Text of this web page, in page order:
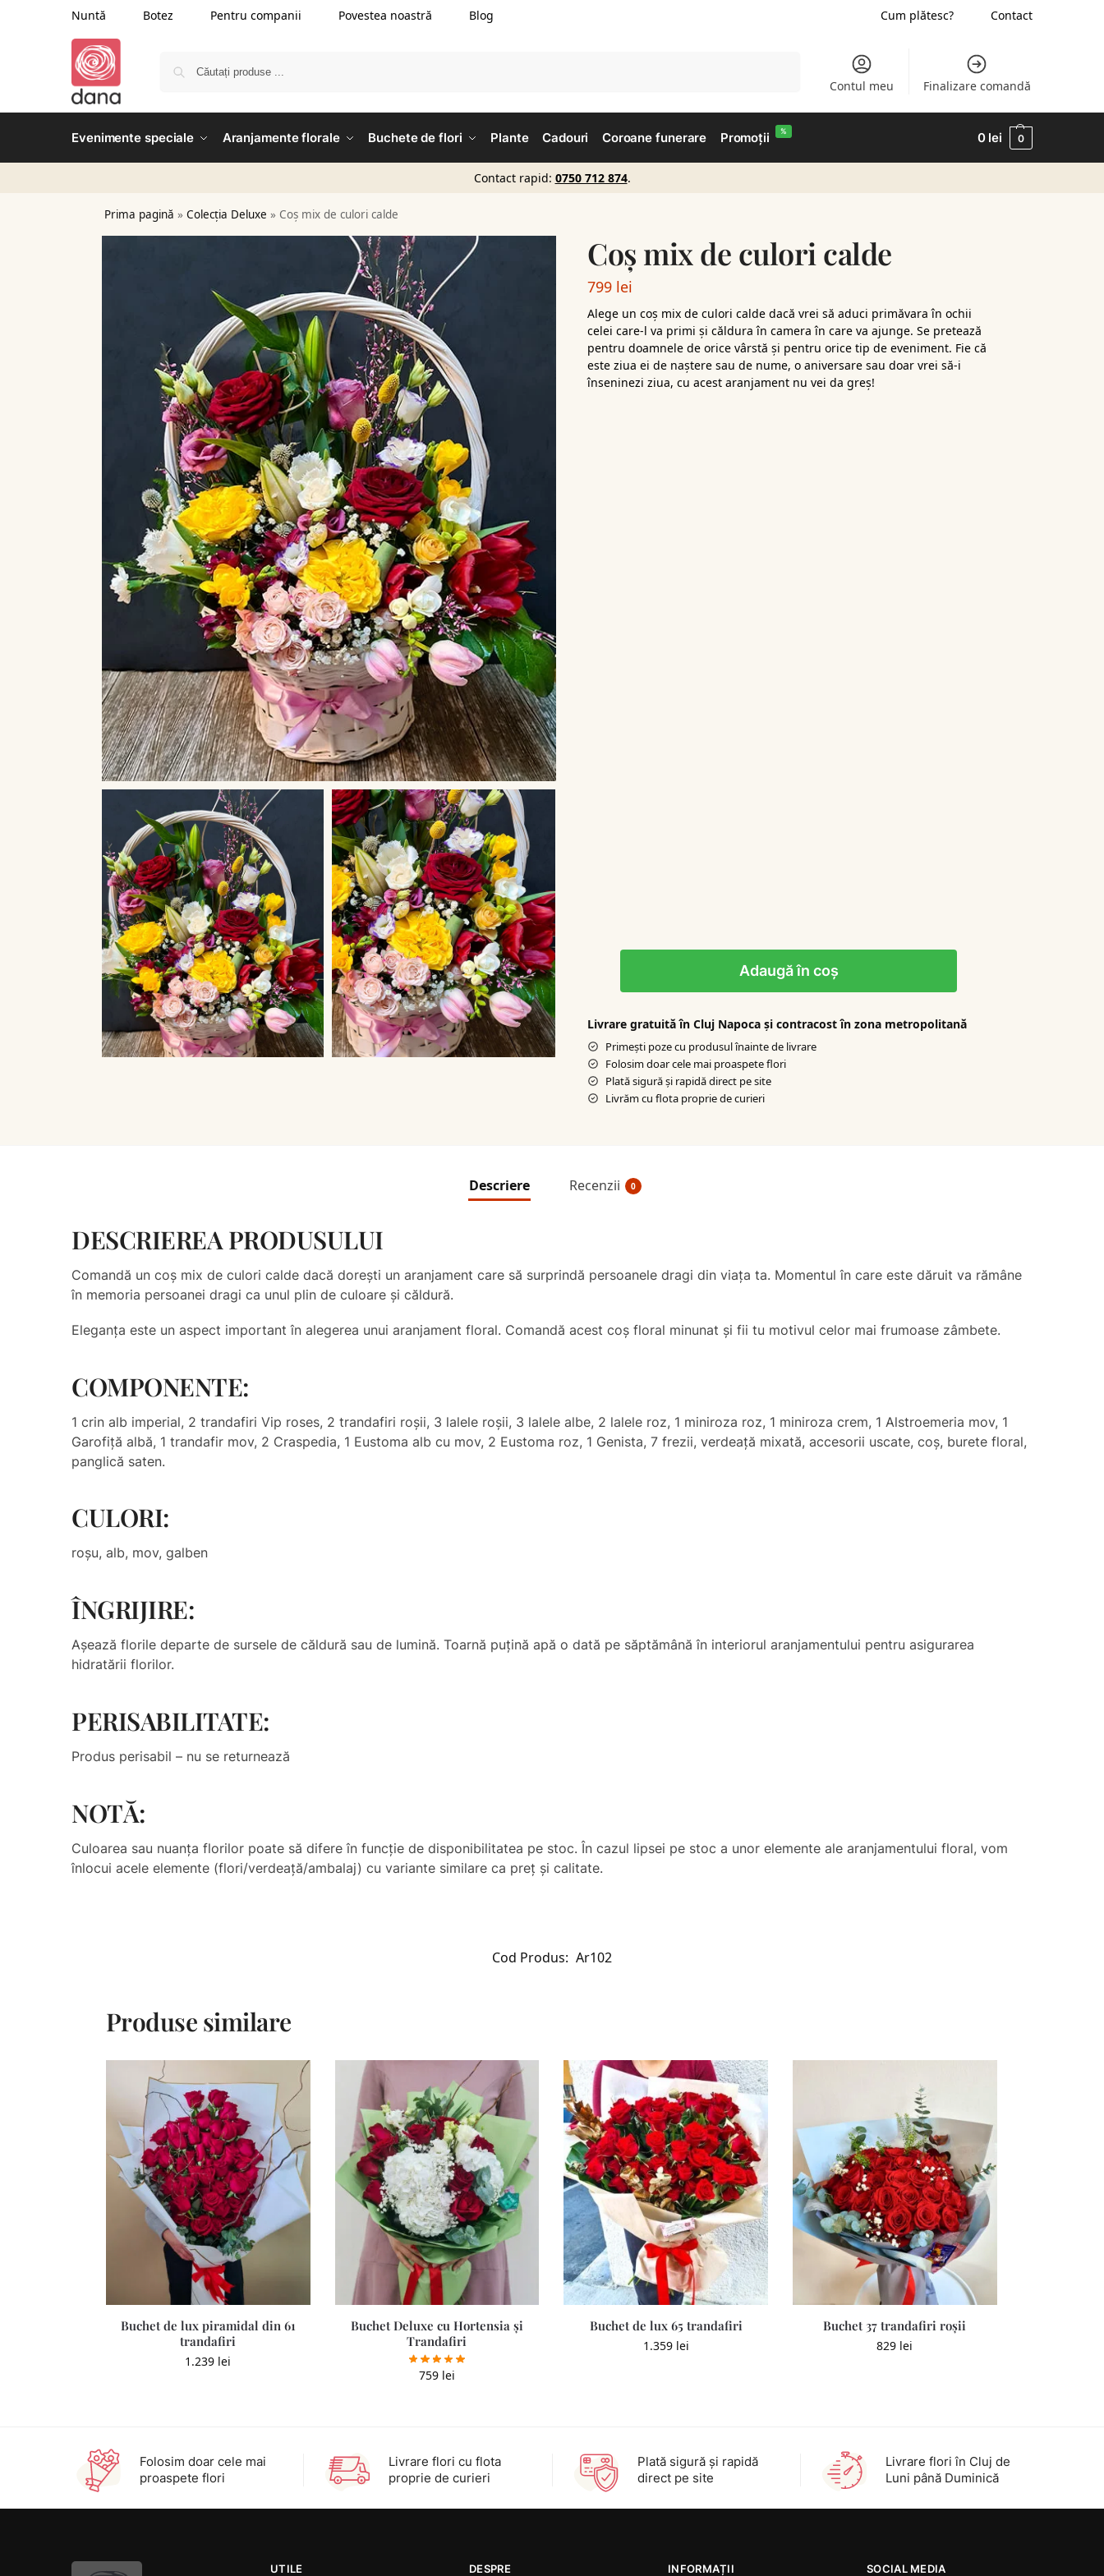
Nuntă Botez Pentru companii Povestea noastră Blog Cum plătesc? Contact
Contul meu Finalizare comandă
Evenimente speciale Aranjamente florale Buchete de flori Plante Cadouri Coroane funerare Promoții % 0 lei 0
Contact rapid: 0750 712 874.
Prima pagină »Colecția Deluxe » Coș mix de culori calde
Coș mix de culori calde
799 lei
Alege un coș mix de culori calde dacă vrei să aduci primăvara în ochii
celei care-l va primi și căldura în camera în care va ajunge. Se pretează
pentru doamnele de orice vârstă și pentru orice tip de eveniment. Fie că
este ziua ei de naștere sau de nume, o aniversare sau doar vrei să-i
înseninezi ziua, cu acest aranjament nu vei da greș!
Adaugă în coș
Livrare gratuită în Cluj Napoca şi contracost în zona metropolitană
Primești poze cu produsul înainte de livrare
Folosim doar cele mai proaspete flori
Plată sigură şi rapidă direct pe site
Livrăm cu flota proprie de curieri
Descriere Recenzii 0
DESCRIEREA PRODUSULUI
Comandă un coș mix de culori calde dacă dorești un aranjament care să surprindă persoanele dragi din viața ta. Momentul în care este dăruit va rămâne
în memoria persoanei dragi ca unul plin de culoare și căldură.
Eleganța este un aspect important în alegerea unui aranjament floral. Comandă acest coș floral minunat și fii tu motivul celor mai frumoase zâmbete.
COMPONENTE:
1 crin alb imperial, 2 trandafiri Vip roses, 2 trandafiri roșii, 3 lalele roșii, 3 lalele albe, 2 lalele roz, 1 miniroza roz, 1 miniroza crem, 1 Alstroemeria mov, 1
Garofiță albă, 1 trandafir mov, 2 Craspedia, 1 Eustoma alb cu mov, 2 Eustoma roz, 1 Genista, 7 frezii, verdeață mixată, accesorii uscate, coș, burete floral,
panglică saten.
CULORI:
roșu, alb, mov, galben
ÎNGRIJIRE:
Așează florile departe de sursele de căldură sau de lumină. Toarnă puțină apă o dată pe săptămână în interiorul aranjamentului pentru asigurarea
hidratării florilor.
PERISABILITATE:
Produs perisabil – nu se returnează
NOTĂ:
Culoarea sau nuanţa florilor poate să difere în funcţie de disponibilitatea pe stoc. În cazul lipsei pe stoc a unor elemente ale aranjamentului floral, vom
înlocui acele elemente (flori/verdeață/ambalaj) cu variante similare ca preț și calitate.
Cod Produs: Ar102
Produse similare
Buchet de lux piramidal din 61
trandafiri
1.239 lei
Buchet Deluxe cu Hortensia și
Trandafiri
759 lei
Buchet de lux 65 trandafiri
1.359 lei
Buchet 37 trandafiri roșii
829 lei
Folosim doar cele mai
proaspete flori
Livrare flori cu flota
proprie de curieri
Plată sigură şi rapidă
direct pe site
Livrare flori în Cluj de
Luni până Duminică
UTILE DESPRE INFORMAȚII SOCIAL MEDIA